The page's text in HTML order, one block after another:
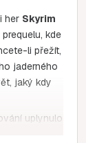
her Skyrim
kde
li přežít,
jaderného
jaký kdy
uplynulo